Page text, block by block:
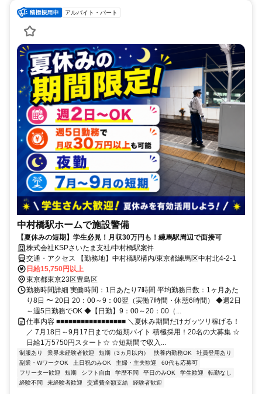
アルバイト・パート
中村橋駅ホームで施設警備
【夏休みの短期】学生必見！月収30万円も！練馬駅周辺で面接可
株式会社KSPさいたま支社/中村橋駅案件
交通・アクセス 【勤務地】中村橋駅構内/東京都練馬区中村北4-2-1
日給15,750円以上
東京都東京23区豊島区
勤務時間詳細 実働時間：1日あたり7時間 平均勤務日数：1ヶ月あた
り8日 〜 20日 20：00～9：00翌（実働7時間・休憩6時間） ◆週2日
～週5日勤務でOK ◆【日勤】9：00～20：00（...
仕事内容 ■■■■■■■■■■■■■■■■■ ＼夏休み期間だけガッツリ稼げる！
／ 7月18日～9月17日までの短期バイト 積極採用！20名の大募集 ☆
日給1万5750円スタート☆ ☆短期間で収入...
制服あり 業界未経験者歓迎 短期（3ヵ月以内） 扶養内勤務OK
社員登用あり
副業・WワークOK
土日祝のみOK 主婦・主夫歓迎
60代も応募可
フリーター歓迎
短期 シフト自由 学歴不問 平日のみOK 学生歓迎
転勤なし
経験不問
未経験者歓迎 交通費全額支給 経験者歓迎